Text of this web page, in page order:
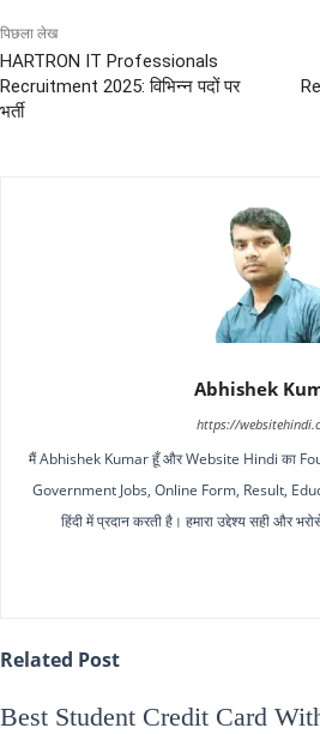
पिछला लेख
HARTRON IT Professionals
Recruitment 2025: विभिन्न पदों पर
भर्ती
Abhishek
https://
मैं Abhishek Kumar हूँ और Website Hindi का
Government Jobs, Online Form, Result,
हिंदी में प्रदान करती है। हमारा उद्देश्य सही और
Related Post
Best Student Credit Card